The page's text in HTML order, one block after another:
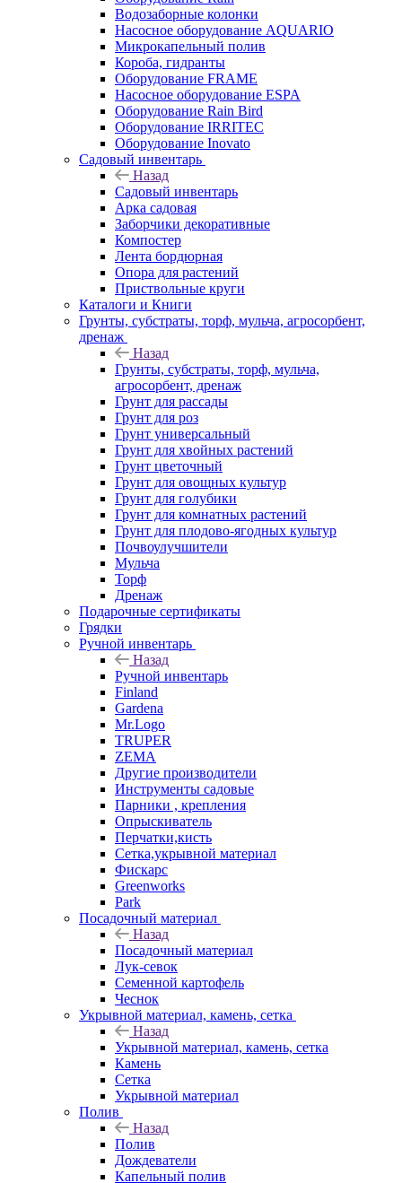
Водозаборные колонки
Насосное оборудование AQUARIO
Микрокапельный полив
Короба, гидранты
Оборудование FRAME
Насосное оборудование ESPA
Оборудование Rain Bird
Оборудование IRRITEC
Оборудование Inovato
Садовый инвентарь
Назад
Садовый инвентарь
Арка садовая
Заборчики декоративные
Компостер
Лента бордюрная
Опора для растений
Приствольные круги
Каталоги и Книги
Грунты, субстраты, торф, мульча, агросорбент,
дренаж
Назад
Грунты, субстраты, торф, мульча,
агросорбент, дренаж
Грунт для рассады
Грунт для роз
Грунт универсальный
Грунт для хвойных растений
Грунт цветочный
Грунт для овощных культур
Грунт для голубики
Грунт для комнатных растений
Грунт для плодово-ягодных культур
Почвоулучшители
Мульча
Торф
Дренаж
Подарочные сертификаты
Грядки
Ручной инвентарь
Назад
Ручной инвентарь
Finland
Gardena
Mr.Logo
TRUPER
ZEMA
Другие производители
Инструменты садовые
Парники , крепления
Опрыскиватель
Перчатки,кисть
Сетка,укрывной материал
Фискарс
Greenworks
Park
Посадочный материал
Назад
Посадочный материал
Лук-севок
Семенной картофель
Чеснок
Укрывной материал, камень, сетка
Назад
Укрывной материал, камень, сетка
Камень
Сетка
Укрывной материал
Полив
Назад
Полив
Дождеватели
Капельный полив